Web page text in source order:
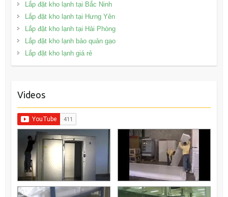
Lắp đặt kho lạnh tại Bắc Ninh
Lắp đặt kho lạnh tại Hưng Yên
Lắp đặt kho lạnh tại Hải Phòng
Lắp đặt kho lạnh bảo quản gạo
Lắp đặt kho lạnh giá rẻ
Videos